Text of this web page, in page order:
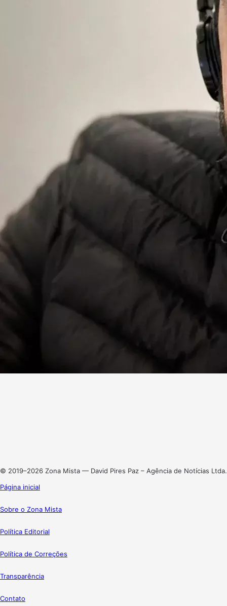
© 2019–2026 Zona Mista — David Pires Paz – Agência de Notícias Ltda.
Página inicial
Sobre o Zona Mista
Política Editorial
Política de Correções
Transparência
Contato